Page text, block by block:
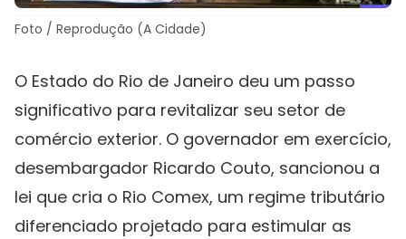
Foto / Reprodução (A Cidade)
O Estado do Rio de Janeiro deu um passo
significativo para revitalizar seu setor de
comércio exterior. O governador em exercício,
desembargador Ricardo Couto, sancionou a
lei que cria o Rio Comex, um regime tributário
diferenciado projetado para estimular as